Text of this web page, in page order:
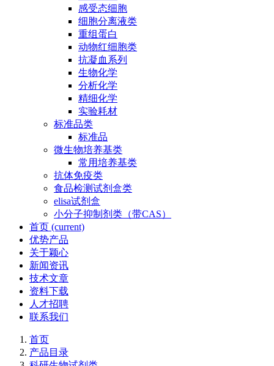
感受态细胞
细胞分离液类
重组蛋白
动物红细胞类
抗凝血系列
生物化学
分析化学
精细化学
实验耗材
标准品类
标准品
微生物培养基类
常用培养基类
抗体免疫类
食品检测试剂盒类
elisa试剂盒
小分子抑制剂类（带CAS）
首页 (current)
优势产品
关于颖心
新闻资讯
技术文章
资料下载
人才招聘
联系我们
首页
产品目录